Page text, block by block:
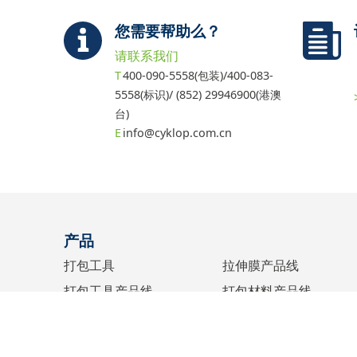
您需要帮助么？
请联系我们
400-090-5558(包装)/400-083-
5558(标识)/ (852) 29946900(港澳
台)
info@cyklop.com.cn
产品
打包工具
打包工具产品线
拉伸膜产品线
打包材料产品线